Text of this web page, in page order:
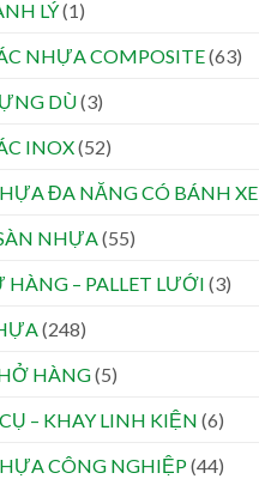
LÝ(1)
NHỰA COMPOSITE(63)
DÙ(3)
INOX(52)
ĐA NĂNG CÓ BÁNH XE
NHỰA(55)
HÀNG – PALLET LƯỚI (3)
(248)
HÀNG(5)
– KHAY LINH KIỆN (6)
CÔNG NGHIỆP(44)